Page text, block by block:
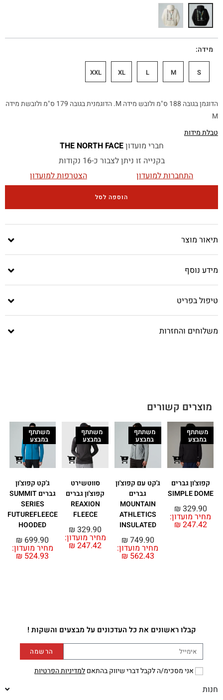
מידה
S
M
L
XL
XXL
הדוגמן בגובה 188 ס"מ ולובש מידה M. הדוגמנית בגובה 179 ס"מ ולובשת מידה
M
טבלת מידות
חברי מועדוןTHE NORTH FACE
בקנייה זו ניתן לצבור כ-16 נקודות
התחברות למועדון
הצטרפות למועדון
הוספה לסל
תיאור מוצר
מידע נוסף
טיפול בפריט
משלוחים והחזרות
מוצרים קשורים
משתתף
במבצע
קפוצ'ון גברים
SIMPLE DOME
מחיר מועדון:
₪ 247.42
₪ 329.90
משתתף
במבצע
ג'קט עם קפוצ'ון
גברים
MOUNTAIN
ATHLETICS
INSULATED
מחיר מועדון:
₪ 562.43
₪ 749.90
משתתף
במבצע
סווטשירט
קפוצ'ון גברים
REAXION
FLEECE
מחיר מועדון:
₪ 247.42
₪ 329.90
משתתף
במבצע
ג'קט קפוצ'ון
גברים SUMMIT
SERIES
FUTUREFLEECE
HOODED
מחיר מועדון:
₪ 524.93
₪ 699.90
קבלו ראשונים את כל העדכונים על מבצעים והשקות !
אני מסכימ/ה לקבל דברי שיווק בהתאםלמדיניות הפרטיות
הרשמה
חנות